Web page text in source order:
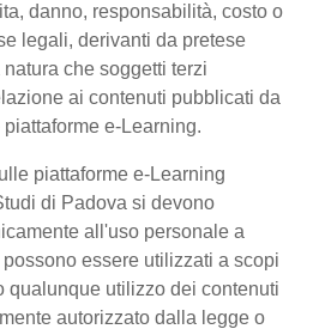
danno, responsabilità, costo o
legali, derivanti da pretese
che soggetti terzi
ai contenuti pubblicati da
e-Learning.
piattaforme e-Learning
di Padova si devono
all'uso personale a
essere utilizzati a scopi
qualunque utilizzo dei contenuti
autorizzato dalla legge o